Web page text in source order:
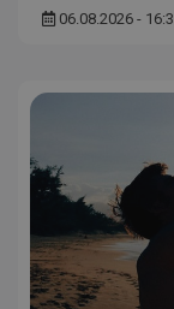
06.08.2026 -